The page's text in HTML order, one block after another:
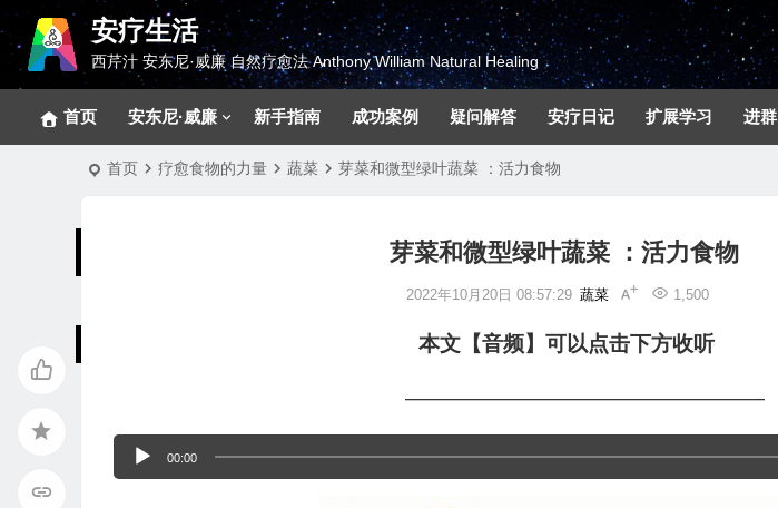
安疗生活
西芹汁 安东尼·威廉 自然疗愈法 Anthony William Natural Healing
首页 安东尼·威廉 新手指南 成功案例 疑问解答 安疗日记 扩展学习 进群
首页 疗愈食物的力量 蔬菜 芽菜和微型绿叶蔬菜 ：活力食物
芽菜和微型绿叶蔬菜 ：活力食物
2022年10月20日 08:57:29 蔬菜 1,500
本文【音频】可以点击下方收听
—————————————————
频
00:00